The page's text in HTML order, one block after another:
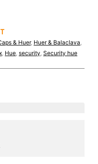
& Huer, Huer & Balaclava,
, Hue, security, Security hue